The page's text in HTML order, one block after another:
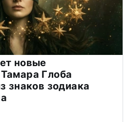
новые
Глоба
знаков зодиака